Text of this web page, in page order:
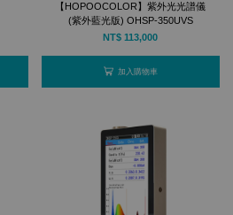
【HOPOOCOLOR】紫外光光譜儀
(紫外藍光版) OHSP-350UVS
NT$ 113,000
加入購物車